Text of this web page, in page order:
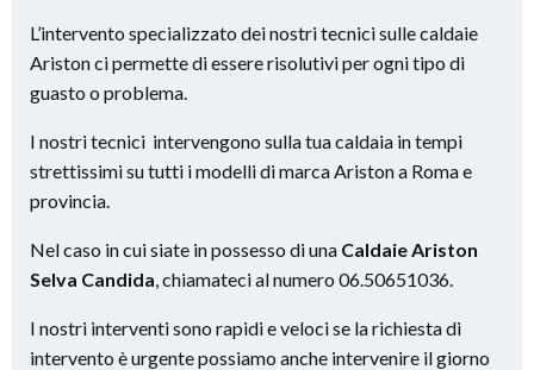
L’intervento specializzato dei nostri tecnici sulle caldaie
Ariston ci permette di essere risolutivi per ogni tipo di
guasto o problema.
I nostri tecnici intervengono sulla tua caldaia in tempi
strettissimi su tutti i modelli di marca Ariston a Roma e
provincia.
Nel caso in cui siate in possesso di una Caldaie Ariston
Selva Candida , chiamateci al numero 06.50651036.
I nostri interventi sono rapidi e veloci se la richiesta di
intervento è urgente possiamo anche intervenire il giorno